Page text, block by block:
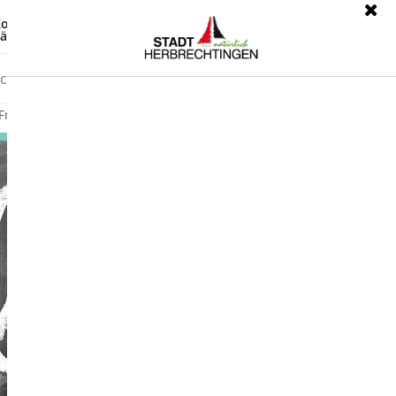
Leichte Sprache